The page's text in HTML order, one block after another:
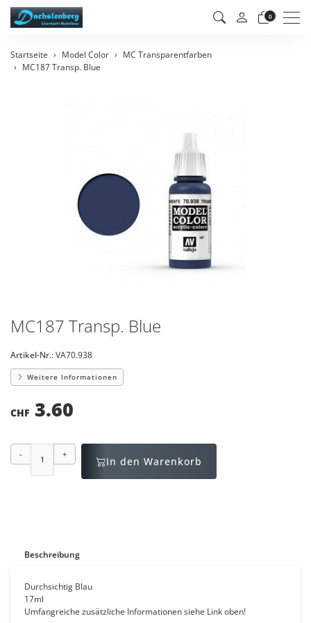
0
Startseite Model Color
MC Transparentfarben
MC187 Transp. Blue
MC187 Transp. Blue
Artikel-Nr.:VA70.938
Weitere Informationen
CHF 3.60
- +
In den Warenkorb
Beschreibung
Durchsichtig Blau
17ml
Umfangreiche zusätzliche Informationen siehe Link oben!